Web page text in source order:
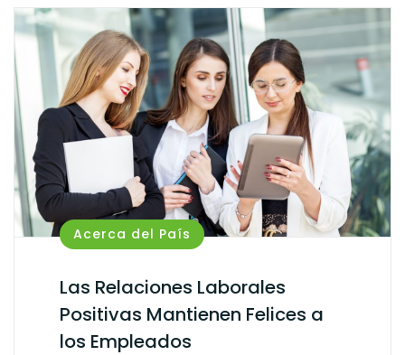
Acerca del País
Las Relaciones Laborales
Positivas Mantienen Felices a
los Empleados